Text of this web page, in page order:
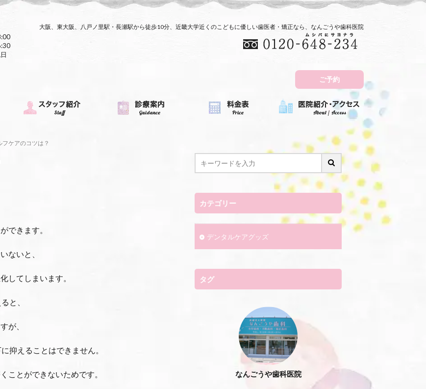
大阪、東大阪、八戸ノ里駅・長瀬駅から徒歩10分、近畿大学近くのこどもに優しい歯医者・矯正なら、なんごうや歯科医院
ご予約
フケアのコツは？
できます。
ないと、
してしまいます。
と、
が、
抑えることはできません。
ことができないためです。
カテゴリー
デンタルケアグッズ
タグ
なんごうや歯科医院